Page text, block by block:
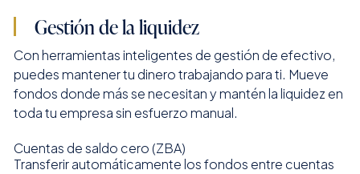
Gestión de la liquidez
Con herramientas inteligentes de gestión de efectivo,
puedes mantener tu dinero trabajando para ti. Mueve
fondos donde más se necesitan y mantén la liquidez en
toda tu empresa sin esfuerzo manual.
Cuentas de saldo cero (ZBA)
Transferir automáticamente los fondos entre cuentas